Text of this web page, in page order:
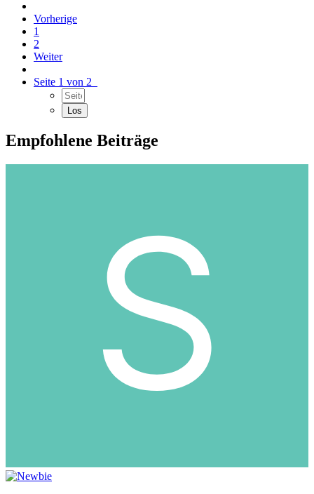
Vorherige
1
2
Weiter
Seite 1 von 2
Empfohlene Beiträge